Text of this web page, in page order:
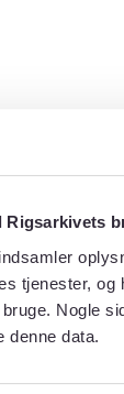
Rigsarkivets
tjenester,
Nogle
denne data.